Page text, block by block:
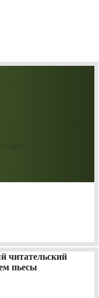
читательский
пьесы